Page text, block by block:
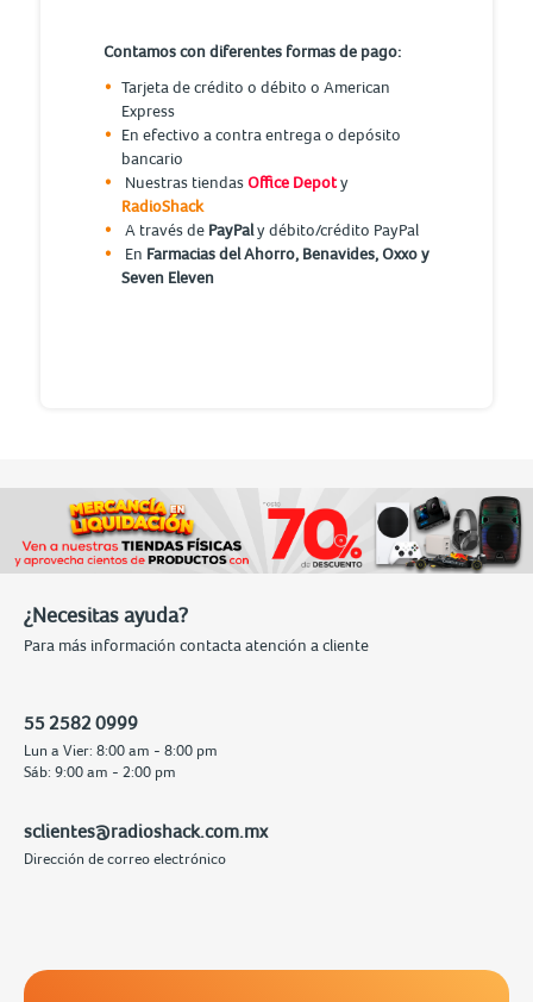
Contamos con diferentes formas de pago:
Tarjeta de crédito o débito o American
Express
En efectivo a contra entrega o depósito
bancario
Nuestras tiendasOffice Depoty
RadioShack
A través de PayPaly débito/crédito PayPal
En Farmacias del Ahorro, Benavides, Oxxo y
Seven Eleven
¿Necesitas ayuda?
Para más información contacta atención a cliente
55 2582 0999
Lun a Vier: 8:00 am - 8:00 pm
Sáb: 9:00 am - 2:00 pm
sclientes@radioshack.com.mx
Dirección de correo electrónico